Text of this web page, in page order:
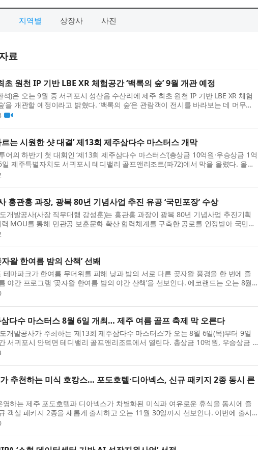
지역별 상장사 사진
료
초 원천 IP 기반 LBE XR 체험공간 ‘백록의 숲’ 9월 개관 예정
석)은 오는 9월 중 서귀포시 성산읍 수산리에 제주 최초 원천 IP 기반 LBE XR 체험
’을 개관할 예정이라고 밝혔다. ‘백록의 숲’은 관람객이 전시를 바라보는 데 머무르
를 착용한 채 실제 공간을 걸으며 이야기와 미션에 ...
르는 시원한 샷 대결’ 제13회 제주삼다수 마스터스 개막
어의 하반기 첫 대회인 ‘제13회 제주삼다수 마스터스’(총상금 10억원·우승상금 1억
제주특별자치도 서귀포시 테디밸리 골프앤리조트(파72)에서 막을 올렸다. 올해
제주삼다수 마스터스는 ‘축제니까 즐겨마심’이라는 대회 ...
홍관홍 과장, 광복 80년 기념사업 추진 유공 ‘국민포장’ 수상
개발공사(사장 직무대행 강성훈)는 홍관홍 과장이 광복 80년 기념사업 추진기획
MOU를 통해 민관공 보훈문화 확산 협력체계를 구축한 공로를 인정받아 국민포
일 밝혔다. 지난 3일 정부서울청사에서 열린 ‘광복 80년 기...
왈 한여름 밤의 산책’ 선봬
테마파크가 한여름 무더위를 피해 낮과 밤의 서로 다른 곶자왈 풍경을 한 번에 즐
야간 프로그램 ‘곶자왈 한여름 밤의 야간 산책’을 선보인다. 에코랜드는 오는 8월 1
라벤더역 일대에서 야간 산책 프로그램을 운영한다...
다수 마스터스 8월 6일 개최… 제주 여름 골프 축제 막 오른다
개발공사가 주최하는 ‘제13회 제주삼다수 마스터스’가 오는 8월 6일(목)부터 9일
서귀포시 안덕면 테디밸리 골프앤리조트에서 열린다. 총상금 10억원, 우승상금 1
로 개최되는 이번 대회는 KLPGA 투어 하반기의 문을 여...
추천하는 미식 호캉스… 포도호텔·디아넥스, 신규 패키지 2종 동시 론
영하는 제주 포도호텔과 디아넥스가 차별화된 미식과 여유로운 휴식을 동시에 즐
객실 패키지 2종을 새롭게 출시하고 오는 11월 30일까지 선보인다. 이번에 출시
미엄 디너 코스와 프라이빗 온천 힐링을 강조한 포도호텔...